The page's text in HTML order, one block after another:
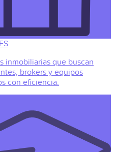
inmobiliarias que buscan
brokers y equipos
con eficiencia.